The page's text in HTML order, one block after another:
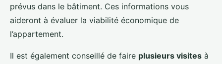
prévus dans le bâtiment. Ces informations vous
aideront à évaluer la viabilité économique de
l’appartement.
Il est également conseillé de faire plusieurs visites à